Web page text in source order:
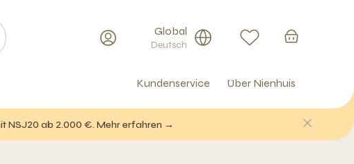
Global
Deutsch
Kundenservice Über Nienhuis
NSJ20 ab 2.000 €. Mehr erfahren →